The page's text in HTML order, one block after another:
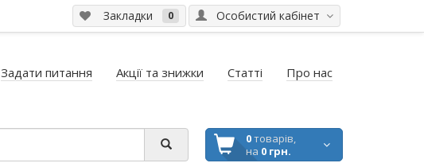
Особистий кабінет
Закладки 0
Задати питання Акції та знижки Статті Про нас
0товарів,
на 0 грн.